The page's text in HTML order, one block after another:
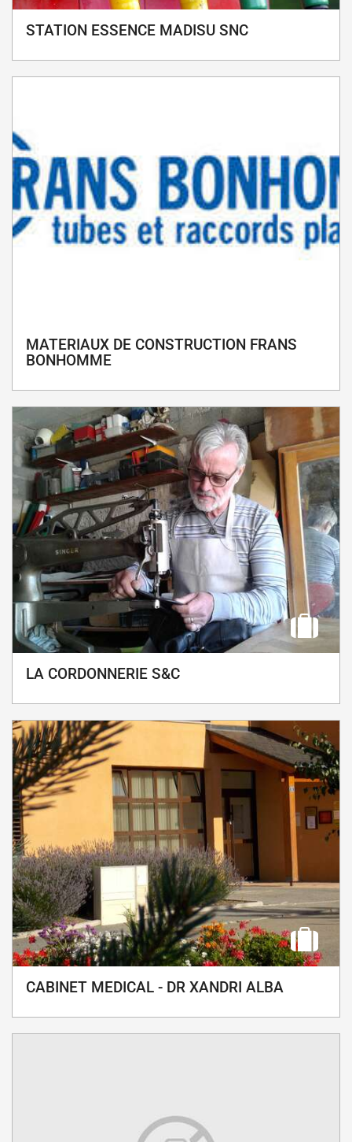
STATION ESSENCE MADISU SNC
MATERIAUX DE CONSTRUCTION FRANS
BONHOMME
LA CORDONNERIE S&C
CABINET MEDICAL - DR XANDRI ALBA